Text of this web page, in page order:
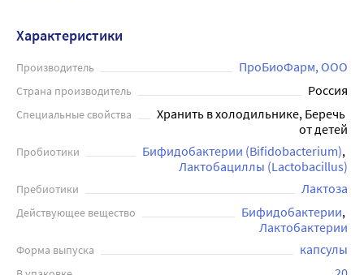
инфекционных заболеваний желудочно- кишечного
тракта и верхних дыхательных путей за счет входящих в
препарат живых пробиотических бактерий:
бифидобактерий (Bifidobacterium bifidum),
заболеваниях, сопровождающихся нарушением
нормальной микрофлоры кишечника: острые кишечные
инфекции, острые респираторные заболевания как
вирусного, так и микробного происхождения,
(ЖКТ), для восстановления нормофлоры кишечника в
дисбактериозах различной этиологии. Препарат
Характеристики
Производитель ПроБиоФарм, ООО
Страна производитель Россия
Специальные свойства
Хранить в холодильнике, Беречь
от детей
Пробиотики
Бифидобактерии (Bifidobacterium)
Лактобациллы (Lactobacillus)
Пребиотики Лактоза
Действующее вещество
Бифидобактерии
Лактобактерии
Форма выпуска капсулы